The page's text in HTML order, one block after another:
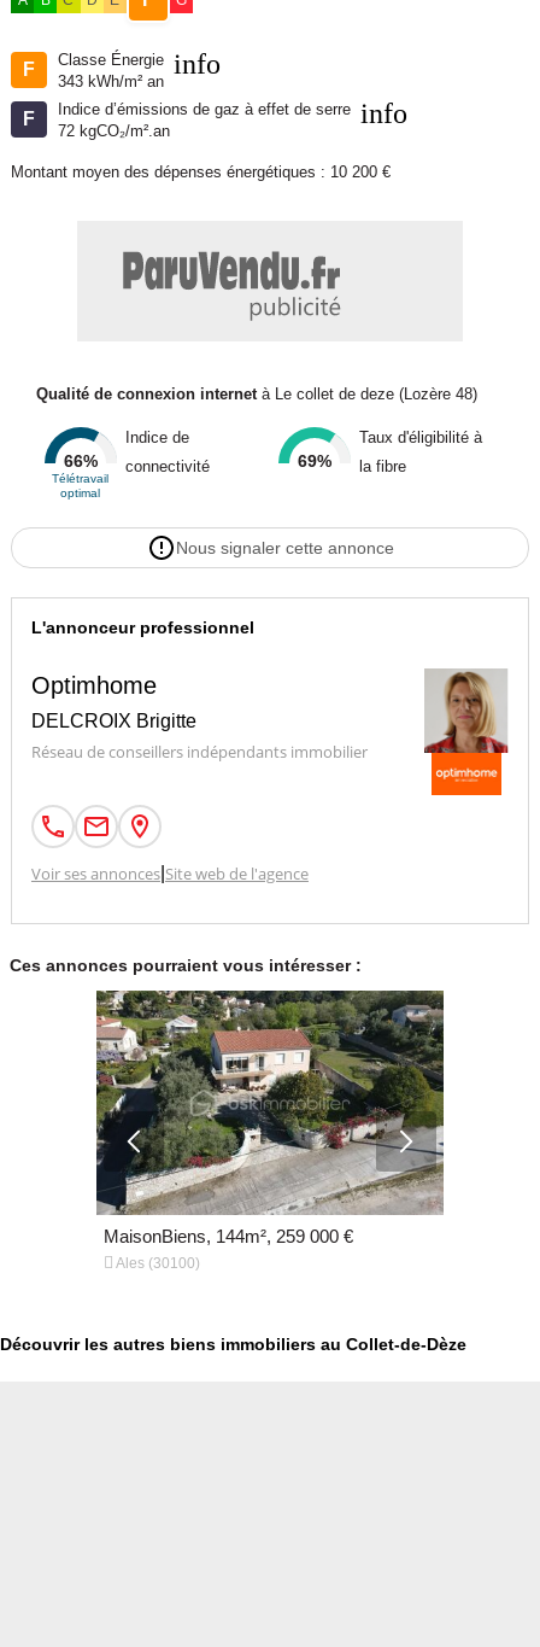
F
Classe Énergie
343 kWh/m² an
info
F
Indice d’émissions de gaz à effet de serre
72 kgCO₂/m².an
info
Montant moyen des dépenses énergétiques : 10 200 €
Qualité de connexion internetà Le collet de deze (Lozère 48)
66%
Télétravail
optimal
Indice de
connectivité
69%
Taux d'éligibilité à
la fibre
Nous signaler cette annonce
L'annonceur professionnel
Optimhome
DELCROIX Brigitte
Réseau de conseillers indépendants immobilier
Voir ses annonces| Site web de l'agence
Ces annonces pourraient vous intéresser :
MaisonBiens, 144m², 259 000 €
 Ales (30100)
Découvrir les autres biens immobiliers au Collet-de-Dèze